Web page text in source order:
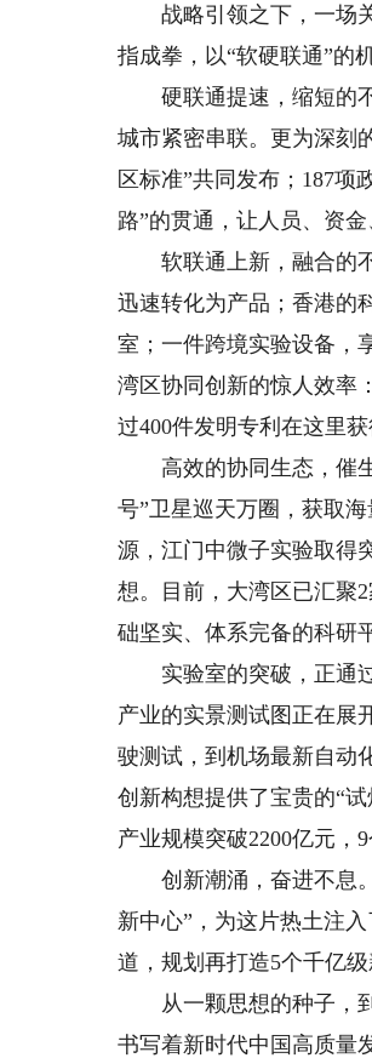
战略引领之下，一场关
指成拳，以“软硬联通”的
硬联通提速，缩短的不
城市紧密串联。更为深刻
区标准”共同发布；187
路”的贯通，让人员、资
软联通上新，融合的不
迅速转化为产品；香港的
室；一件跨境实验设备，
湾区协同创新的惊人效率
过400件发明专利在这里获
高效的协同生态，催生
号”卫星巡天万圈，获取
源，江门中微子实验取得
想。目前，大湾区已汇聚
础坚实、体系完备的科研
实验室的突破，正通过
产业的实景测试图正在展
驶测试，到机场最新自动
创新构想提供了宝贵的“
产业规模突破2200亿元，
创新潮涌，奋进不息。
新中心”，为这片热土注
道，规划再打造5个千亿
从一颗思想的种子，到
书写着新时代中国高质量